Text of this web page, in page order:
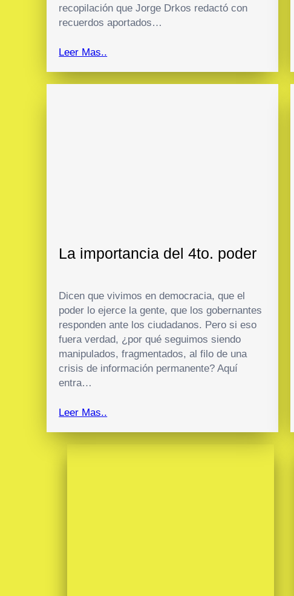
recopilación que Jorge Drkos redactó con
recuerdos aportados…
Leer Mas..
La importancia del 4to. poder
Dicen que vivimos en democracia, que el
poder lo ejerce la gente, que los gobernantes
responden ante los ciudadanos. Pero si eso
fuera verdad, ¿por qué seguimos siendo
manipulados, fragmentados, al filo de una
crisis de información permanente? Aquí
entra…
Leer Mas..